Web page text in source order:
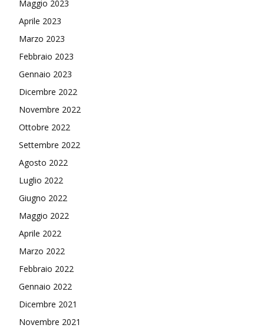
Maggio 2023
Aprile 2023
Marzo 2023
Febbraio 2023
Gennaio 2023
Dicembre 2022
Novembre 2022
Ottobre 2022
Settembre 2022
Agosto 2022
Luglio 2022
Giugno 2022
Maggio 2022
Aprile 2022
Marzo 2022
Febbraio 2022
Gennaio 2022
Dicembre 2021
Novembre 2021